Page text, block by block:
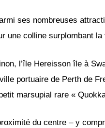
ses nombreuses
une colline surplombant
l’île Hereisson île à
portuaire de Perth de
marsupial rare «
du centre – y